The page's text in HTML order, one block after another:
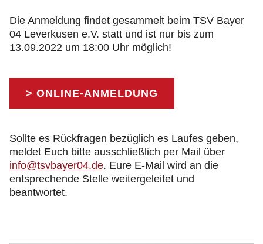
Die Anmeldung findet gesammelt beim TSV Bayer
04 Leverkusen e.V. statt und ist nur bis zum
13.09.2022 um 18:00 Uhr möglich!
> ONLINE-ANMELDUNG
Sollte es Rückfragen bezüglich es Laufes geben,
meldet Euch bitte ausschließlich per Mail über
info@tsvbayer04.de. Eure E-Mail wird an die
entsprechende Stelle weitergeleitet und
beantwortet.